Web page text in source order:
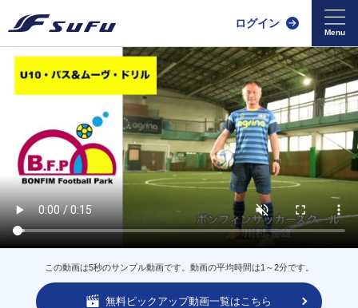
ログイン
この動画は5秒のサンプル動画です。動画の平均時間は1～2分です。
無料ピックアップ動画一覧はこちら